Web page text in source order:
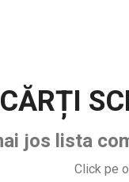
CĂRȚI
jos lista
Click pe